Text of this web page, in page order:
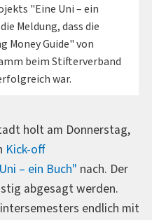
"Eine Uni – ein
Meldung, dass die
Money Guide" von
beim Stifterverband
war.
holt am Donnerstag,
Kick-off
– ein Buch" nach. Der
abgesagt werden.
endlich mit